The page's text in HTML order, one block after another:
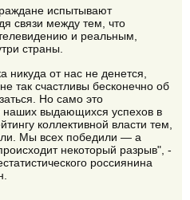
испытывают
связи между тем, что
и реальным,
страны.
никуда от нас не денется,
так счастливы бесконечно об
Но само это
наших выдающихся успехов в
коллективной власти тем,
Мы всех победили — а
некоторый разрыв", -
россиянина